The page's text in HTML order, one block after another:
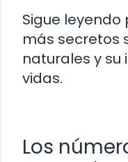
Sigue
más secretos
naturales y
vidas.
Los